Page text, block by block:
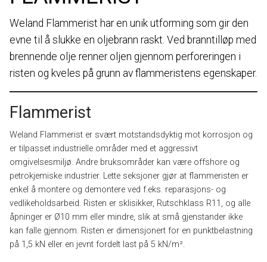
Weland Flammerist har en unik utforming som gir den
evne til å slukke en oljebrann raskt. Ved branntilløp med
brennende olje renner oljen gjennom perforeringen i
risten og kveles på grunn av flammeristens egenskaper.
Flammerist
Weland Flammerist er svært motstandsdyktig mot korrosjon og
er tilpasset industrielle områder med et aggressivt
omgivelsesmiljø. Andre bruksområder kan være offshore og
petrokjemiske industrier. Lette seksjoner gjør at flammeristen er
enkel å montere og demontere ved f.eks. reparasjons- og
vedlikeholdsarbeid. Risten er sklisikker, Rutschklass R11, og alle
åpninger er Ø10 mm eller mindre, slik at små gjenstander ikke
kan falle gjennom. Risten er dimensjonert for en punktbelastning
på 1,5 kN eller en jevnt fordelt last på 5 kN/m².